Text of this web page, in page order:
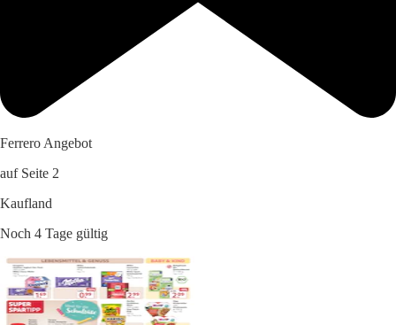
Ferrero Angebot
auf Seite 2
Kaufland
Noch 4 Tage gültig